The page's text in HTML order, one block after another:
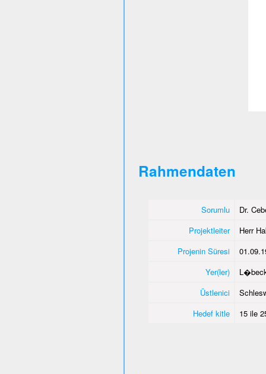
Rahmendaten
Sorumlu
Dr.
Projektleiter
Herr
Projenin Süresi
Yer(ler)
Üstlenici
Hedef kitle
15 ile